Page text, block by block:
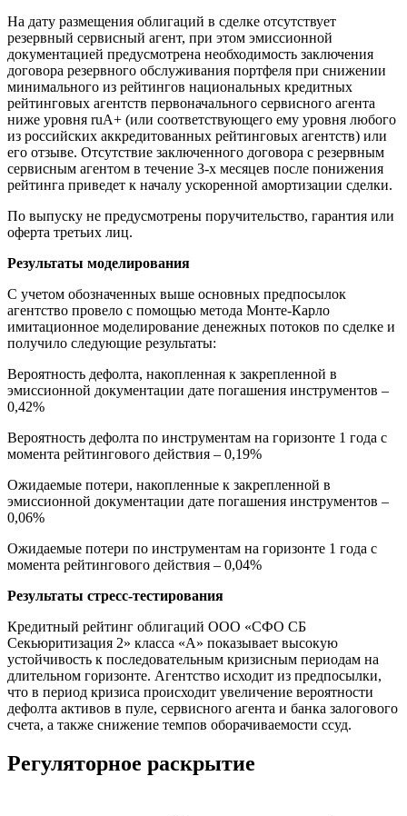
На дату размещения облигаций в сделке отсутствует
резервный сервисный агент, при этом эмиссионной
документацией предусмотрена необходимость заключения
договора резервного обслуживания портфеля при снижении
минимального из рейтингов национальных кредитных
рейтинговых агентств первоначального сервисного агента
ниже уровня ruA+ (или соответствующего ему уровня любого
из российских аккредитованных рейтинговых агентств) или
его отзыве. Отсутствие заключенного договора с резервным
сервисным агентом в течение 3-х месяцев после понижения
рейтинга приведет к началу ускоренной амортизации сделки.
По выпуску не предусмотрены поручительство, гарантия или
оферта третьих лиц.
Результаты моделирования
С учетом обозначенных выше основных предпосылок
агентство провело с помощью метода Монте-Карло
имитационное моделирование денежных потоков по сделке и
получило следующие результаты:
Вероятность дефолта, накопленная к закрепленной в
эмиссионной документации дате погашения инструментов –
0,42%
Вероятность дефолта по инструментам на горизонте 1 года с
момента рейтингового действия – 0,19%
Ожидаемые потери, накопленные к закрепленной в
эмиссионной документации дате погашения инструментов –
0,06%
Ожидаемые потери по инструментам на горизонте 1 года с
момента рейтингового действия – 0,04%
Результаты стресс-тестирования
Кредитный рейтинг облигаций ООО «СФО СБ
Секьюритизация 2» класса «А» показывает высокую
устойчивость к последовательным кризисным периодам на
длительном горизонте. Агентство исходит из предпосылки,
что в период кризиса происходит увеличение вероятности
дефолта активов в пуле, сервисного агента и банка залогового
счета, а также снижение темпов оборачиваемости ссуд.
Регуляторное раскрытие